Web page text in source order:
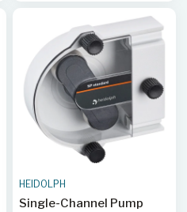
HEIDOLPH
Single-Channel Pump